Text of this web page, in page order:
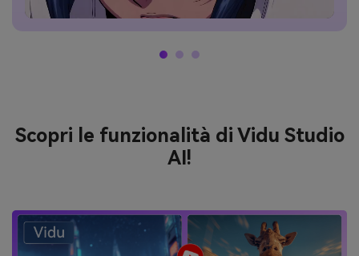
Scopri le funzionalità di Vidu Studio
AI!